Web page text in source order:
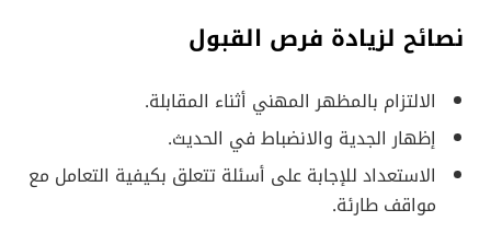
نصائح لزيادة فرص القبول
الالتزام بالمظهر المهني أثناء المقابلة.
إظهار الجدية والانضباط في الحديث.
الاستعداد للإجابة على أسئلة تتعلق بكيفية التعامل مع
مواقف طارئة.